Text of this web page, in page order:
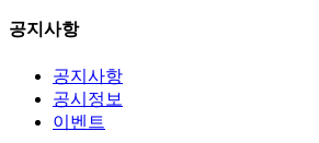
공지사항
공지사항
공시정보
이벤트